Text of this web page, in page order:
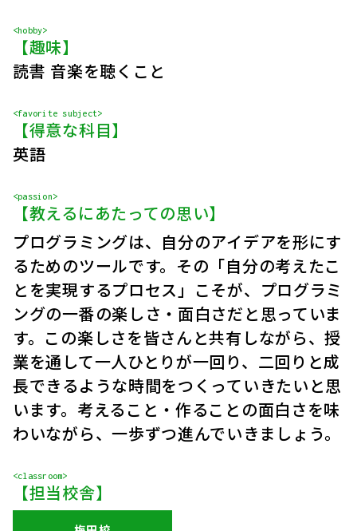
<hobby>
【趣味】
読書 音楽を聴くこと
<favorite subject>
【得意な科目】
英語
<passion>
【教えるにあたっての思い】
プログラミングは、自分のアイデアを形にす
るためのツールです。その「自分の考えたこ
とを実現するプロセス」こそが、プログラミ
ングの一番の楽しさ・面白さだと思っていま
す。この楽しさを皆さんと共有しながら、授
業を通して一人ひとりが一回り、二回りと成
長できるような時間をつくっていきたいと思
います。考えること・作ることの面白さを味
わいながら、一歩ずつ進んでいきましょう。
<classroom>
【担当校舎】